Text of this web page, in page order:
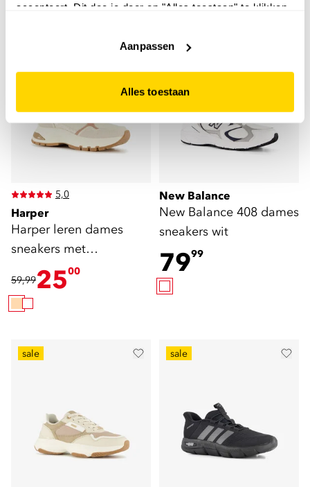
accepteert. Dit doe je door op "Alles toestaan" te klikken.
website niet optimaal functioneert.
Aanpassen
Alles toestaan
5,0
Harper
Harper leren dames
sneakers met
luipaardprint beige
59,992500
New Balance
New Balance 408 dames
sneakers wit
7999
sale sale